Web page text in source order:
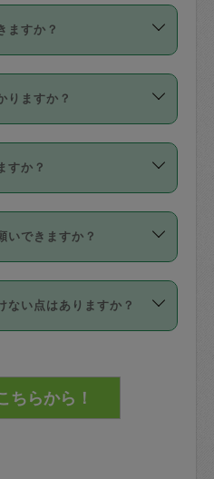
、損害保険の対象外
クグラウンドの方が
ど様々です。
すので、各自の得意
。
スカジさんトレーニ
ルフトレーニングの
け、合格したタスカ
います。
講評は１件目のレビュ
カジさんの登録に際
んとの間でタスカジ
業時間内での作業に
範囲は、掃除、洗
壊したり、人にけが
が対象で、補償金額
償保険について教えて
ますか？
点に3日後（72時間
付可能となっていま
集」をかけることが
りますか？
以下の2種類がありま
定期、スポット契約
、以下のキャンセル
前＝依頼料金の50%
すか？
うメニューはありま
」依頼を活用するこ
ったタスカジさんを
になるタスカジさ
ったタスカジさんに
いできますか？
タスカジさんの同意
依頼ののち、タスカ
で十分な信頼関係が
ためにタスカジさん
ない点はありますか？
ロッカーや金庫に入
元管理するよう心掛